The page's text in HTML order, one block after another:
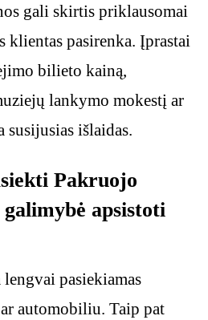
gali skirtis priklausomai
klientas pasirenka. Įprastai
bilieto kainą,
lankymo mokestį ar
išlaidas.
Pakruojo
apsistoti
pasiekiamas
automobiliu. Taip pat